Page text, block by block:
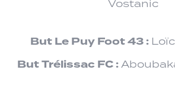
Vostanic
But Le Puy Foot 43 :
But Trélissac FC :